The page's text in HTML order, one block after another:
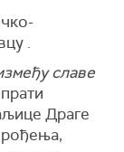
.
славе
Драге